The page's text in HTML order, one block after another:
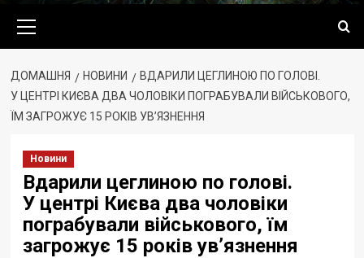
меню
ДОМАШНЯ НОВИНИ
ВДАРИЛИ ЦЕГЛИНОЮ ПО ГОЛОВІ.
У ЦЕНТРІ КИЄВА ДВА ЧОЛОВІКИ ПОГРАБУВАЛИ ВІЙСЬКОВОГО,
ЇМ ЗАГРОЖУЄ 15 РОКІВ УВ’ЯЗНЕННЯ
Новини
Вдарили цеглиною по голові.
У центрі Києва два чоловіки
пограбували військового, їм
загрожує 15 років ув’язнення